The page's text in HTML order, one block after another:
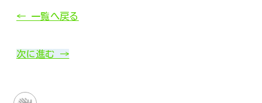
← 一覧へ戻る
次に進む →